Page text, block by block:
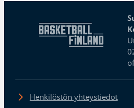
Henkilöstön yhteystiedot